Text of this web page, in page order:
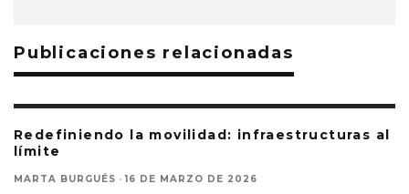
Publicaciones relacionadas
Redefiniendo la movilidad: infraestructuras al
límite
MARTA BURGUÉS · 16 DE MARZO DE 2026